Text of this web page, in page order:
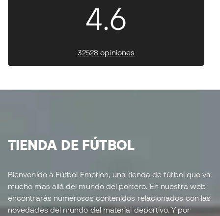
4.6
32528 opiniones
TIENDA DE FÚTBOL
Bienvenido a Fútbol Emotion, una tienda de fútbol que va
mucho más allá del mundo del portero. En nuestra web
encontrarás numerosos contenidos relacionados con las
novedades del mundo del material deportivo. Y por